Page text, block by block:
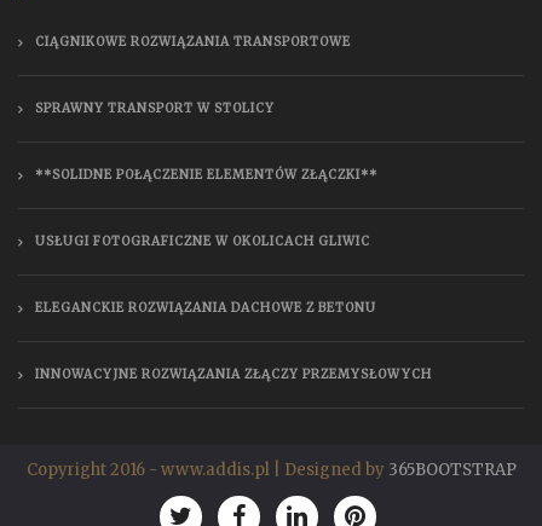
CIĄGNIKOWE ROZWIĄZANIA TRANSPORTOWE
SPRAWNY TRANSPORT W STOLICY
**SOLIDNE POŁĄCZENIE ELEMENTÓW ZŁĄCZKI**
USŁUGI FOTOGRAFICZNE W OKOLICACH GLIWIC
ELEGANCKIE ROZWIĄZANIA DACHOWE Z BETONU
INNOWACYJNE ROZWIĄZANIA ZŁĄCZY PRZEMYSŁOWYCH
Copyright 2016 - www.addis.pl | Designed by 365BOOTSTRAP